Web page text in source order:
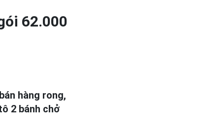
62.000
hàng rong,
2 bánh chở